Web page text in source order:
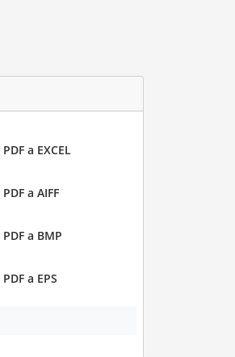
PDF a EXCEL
PDF a AIFF
PDF a BMP
PDF a EPS